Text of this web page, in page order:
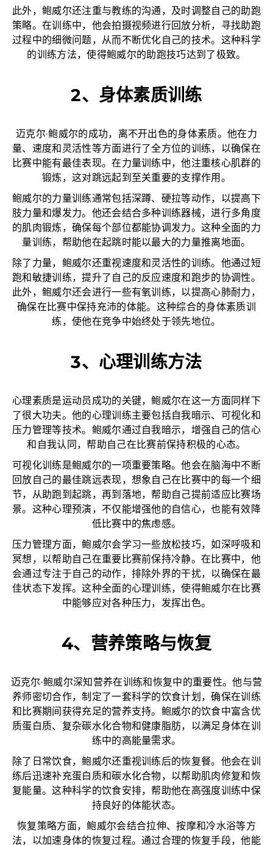
此外，鲍威尔还注重与教练的沟通，及时调整自己的助跑
策略。在训练中，他会拍摄视频进行回放分析，寻找助跑
过程中的细微问题，从而不断优化自己的技术。这种科学
的训练方法，使得鲍威尔的助跑技巧达到了极致。
2、身体素质训练
迈克尔·鲍威尔的成功，离不开出色的身体素质。他在力
量、速度和灵活性等方面进行了全方位的训练，以确保在
比赛中能有最佳表现。在力量训练中，他注重核心肌群的
锻炼，这对跳远起到至关重要的支撑作用。
鲍威尔的力量训练通常包括深蹲、硬拉等动作，以提高下
肢力量和爆发力。他还会结合多种训练器械，进行多角度
的肌肉锻炼，确保每个部位都能协调发力。这种全面的力
量训练，帮助他在起跳时能以最大的力量推离地面。
除了力量，鲍威尔还重视速度和灵活性的训练。他通过短
跑和敏捷训练，提升了自己的反应速度和跑步的协调性。
此外，鲍威尔还会进行一些有氧训练，以提高心肺耐力，
确保在比赛中保持充沛的体能。这种综合的身体素质训
练，使他在竞争中始终处于领先地位。
3、心理训练方法
心理素质是运动员成功的关键，鲍威尔在这一方面同样下
了很大功夫。他的心理训练主要包括自我暗示、可视化和
压力管理等技术。鲍威尔通过自我暗示，增强自己的信心
和自我认同，帮助自己在比赛前保持积极的心态。
可视化训练是鲍威尔的一项重要策略。他会在脑海中不断
回放自己的最佳跳远表现，想象自己在比赛中的每一个细
节，从助跑到起跳，再到落地，帮助自己提前适应比赛场
景。这种心理预演，不仅能增强他的自信心，也能有效降
低比赛中的焦虑感。
压力管理方面，鲍威尔会学习一些放松技巧，如深呼吸和
冥想，以帮助自己在重要比赛前保持冷静。在比赛中，他
会通过专注于自己的动作，排除外界的干扰，以确保在最
佳状态下发挥。这种全面的心理训练，使得鲍威尔在比赛
中能够应对各种压力，发挥出色。
4、营养策略与恢复
迈克尔·鲍威尔深知营养在训练和恢复中的重要性。他与营
养师密切合作，制定了一套科学的饮食计划，确保在训练
和比赛期间获得充足的营养支持。鲍威尔的饮食中富含优
质蛋白质、复杂碳水化合物和健康脂肪，以满足身体在训
练中的高能量需求。
除了日常饮食，鲍威尔还重视训练后的恢复餐。他会在训
练后迅速补充蛋白质和碳水化合物，以帮助肌肉修复和恢
复能量。这种科学的饮食安排，帮助他在高强度训练中保
持良好的体能状态。
恢复策略方面，鲍威尔会结合拉伸、按摩和冷水浴等方
法，以加速身体的恢复过程。通过合理的恢复手段，他能